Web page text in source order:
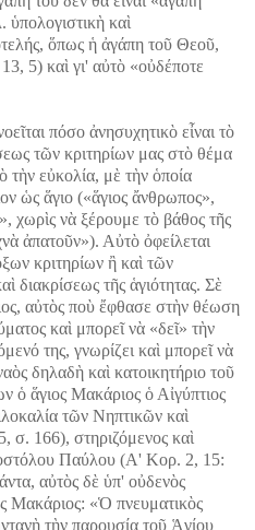
καὶ
ὅπως ἡ ἀγάπη τοῦ Θεοῦ,
5) καὶ γι' αὐτὸ «οὐδέποτε
πόσο ἀνησυχητικὸ εἶναι τὸ
τῶν κριτηρίων μας στὸ θέμα
τὴν εὐκολία, μὲ τὴν ὁποία
ὡς ἅγιο («ἅγιος ἄνθρωπος»,
χωρὶς νὰ ξέρουμε τὸ βάθος τῆς
ἀπατοῦν»). Αὐτὸ ὀφείλεται
κριτηρίων ἢ καὶ τῶν
διακρίσεως τῆς ἁγιότητας. Σὲ
αὐτὸς ποὺ ἔφθασε στὴν θέωση
καὶ μπορεῖ νὰ «δεῖ» τὴν
της, γνωρίζει καὶ μπορεῖ νὰ
δηλαδὴ καὶ κατοικητήριο τοῦ
ὁ ἅγιος Μακάριος ὁ Αἰγύπτιος
τῶν Νηπτικῶν καὶ
166), στηριζόμενος καὶ
Παύλου (Α' Κορ. 2, 15:
αὐτὸς δὲ ὑπ' οὐδενὸς
Μακάριος: «Ὁ πνευματικὸς
τὴν παρουσία τοῦ Ἁγίου